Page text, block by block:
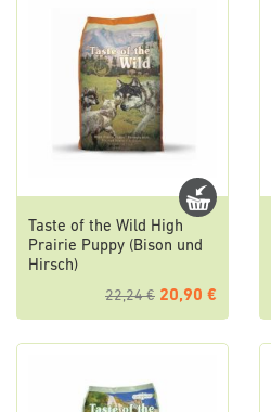
Taste of the Wild High
Prairie Puppy (Bison und
Hirsch)
22,24 € 20,90 €